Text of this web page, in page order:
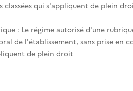
classées qui s'appliquent de plein
: Le régime autorisé d'une
de l'établissement, sans prise en
de plein droit